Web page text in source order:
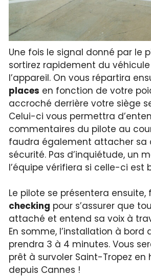
Une fois le signal donné par le
sortirez rapidement du
l’appareil. On vous répartira
places en fonction de votre
accroché derrière votre siège
Celui-ci vous permettra
commentaires du pilote au
faudra également attacher sa
sécurité. Pas d’inquiétude, un
l’équipe vérifiera si celle-ci est
Le pilote se présentera ensuite,
checking pour s’assurer que
attaché et entend sa voix à
En somme, l’installation à bord
prendra 3 à 4 minutes. Vous
prêt à survoler Saint-Tropez en
depuis Cannes !